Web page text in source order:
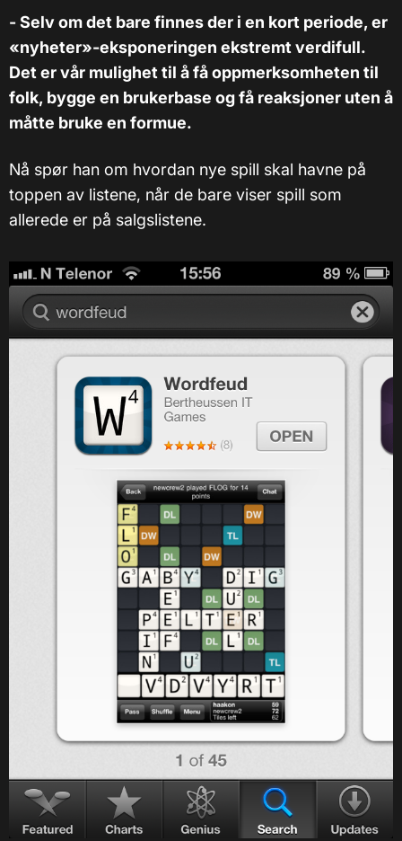
- Selv om det bare finnes der i en kort periode, er
«nyheter»-eksponeringen ekstremt verdifull.
Det er vår mulighet til å få oppmerksomheten til
folk, bygge en brukerbase og få reaksjoner uten å
måtte bruke en formue.
Nå spør han om hvordan nye spill skal havne på
toppen av listene, når de bare viser spill som
allerede er på salgslistene.